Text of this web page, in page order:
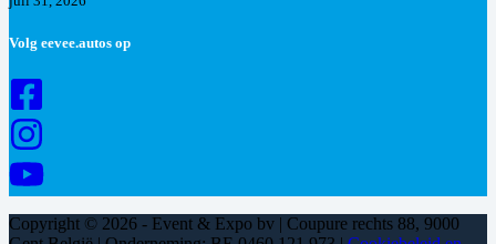
Volg eevee.autos op
Copyright © 2026 - Event & Expo bv | Coupure rechts 88, 9000